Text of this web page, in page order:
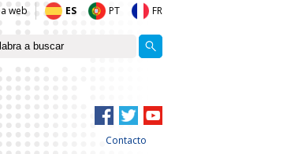
web ES PT FR
Contacto